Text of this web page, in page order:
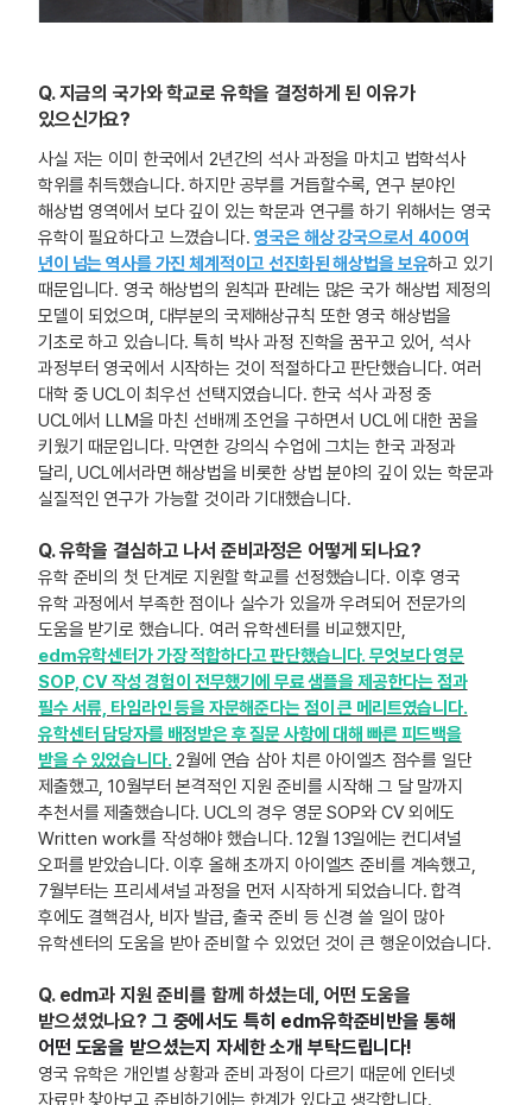
Q.지금의 국가와 학교로 유학을 결정하게 된 이유가
있으신가요?
사실 저는 이미 한국에서 2년간의 석사 과정을 마치고 법학석사
학위를 취득했습니다. 하지만 공부를 거듭할수록, 연구 분야인
해상법 영역에서 보다 깊이 있는 학문과 연구를 하기 위해서는 영국
유학이 필요하다고 느꼈습니다.영국은 해상 강국으로서 400여
년이 넘는 역사를 가진 체계적이고 선진화된 해상법을 보유하고 있기
때문입니다. 영국 해상법의 원칙과 판례는 많은 국가 해상법 제정의
모델이 되었으며, 대부분의 국제해상규칙 또한 영국 해상법을
기초로 하고 있습니다. 특히 박사 과정 진학을 꿈꾸고 있어, 석사
과정부터 영국에서 시작하는 것이 적절하다고 판단했습니다. 여러
대학 중 UCL이 최우선 선택지였습니다. 한국 석사 과정 중
UCL에서 LLM을 마친 선배께 조언을 구하면서 UCL에 대한 꿈을
키웠기 때문입니다. 막연한 강의식 수업에 그치는 한국 과정과
달리, UCL에서라면 해상법을 비롯한 상법 분야의 깊이 있는 학문과
실질적인 연구가 가능할 것이라 기대했습니다.
Q.유학을 결심하고 나서 준비과정은 어떻게 되나요?
유학 준비의 첫 단계로 지원할 학교를 선정했습니다. 이후 영국
유학 과정에서 부족한 점이나 실수가 있을까 우려되어 전문가의
도움을 받기로 했습니다. 여러 유학센터를 비교했지만,
edm유학센터가 가장 적합하다고 판단했습니다. 무엇보다 영문
SOP, CV 작성 경험이 전무했기에 무료 샘플을 제공한다는 점과
필수 서류, 타임라인 등을 자문해준다는 점이 큰 메리트였습니다.
유학센터 담당자를 배정받은 후 질문 사항에 대해 빠른 피드백을
받을 수 있었습니다. 2월에 연습 삼아 치른 아이엘츠 점수를 일단
제출했고, 10월부터 본격적인 지원 준비를 시작해 그 달 말까지
추천서를 제출했습니다. UCL의 경우 영문 SOP와 CV 외에도
Written work를 작성해야 했습니다. 12월 13일에는 컨디셔널
오퍼를 받았습니다. 이후 올해 초까지 아이엘츠 준비를 계속했고,
7월부터는 프리세셔널 과정을 먼저 시작하게 되었습니다. 합격
후에도 결핵검사, 비자 발급, 출국 준비 등 신경 쓸 일이 많아
유학센터의 도움을 받아 준비할 수 있었던 것이 큰 행운이었습니다.
Q. edm과 지원 준비를 함께 하셨는데, 어떤 도움을
받으셨었나요? 그 중에서도 특히 edm유학준비반을 통해
어떤 도움을 받으셨는지 자세한 소개 부탁드립니다!
영국 유학은 개인별 상황과 준비 과정이 다르기 때문에 인터넷
자료만 찾아보고 준비하기에는 한계가 있다고 생각합니다.